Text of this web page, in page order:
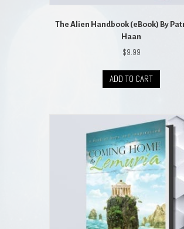
The Alien Handbook (eBook) By
Haan
$9.99
ADD TO CART